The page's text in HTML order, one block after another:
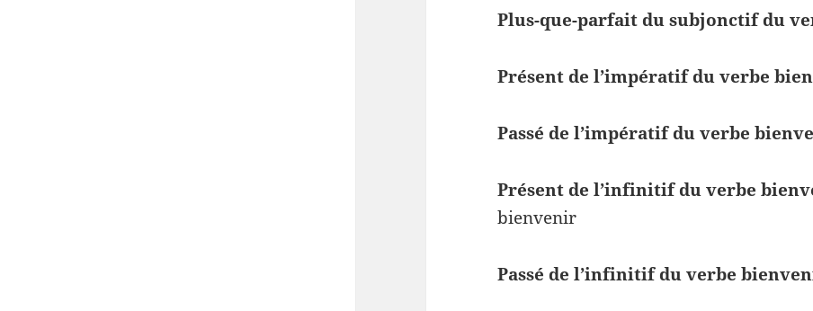
Plus-que-parfait du subjonctif du
Présent de l’impératif du verbe
Passé de l’impératif du verbe
Présent de l’infinitif du verbe
bienvenir
Passé de l’infinitif du verbe